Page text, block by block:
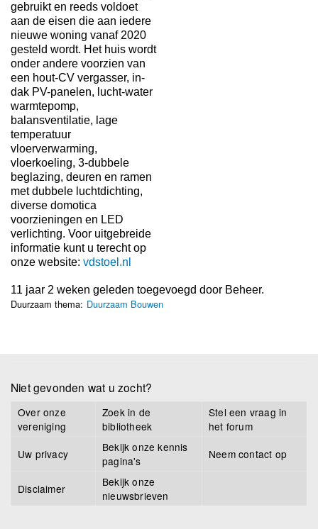
gebruikt en reeds voldoet
aan de eisen die aan iedere
nieuwe woning vanaf 2020
gesteld wordt. Het huis wordt
onder andere voorzien van
een hout-CV vergasser, in-
dak PV-panelen, lucht-water
warmtepomp,
balansventilatie, lage
temperatuur
vloerverwarming,
vloerkoeling, 3-dubbele
beglazing, deuren en ramen
met dubbele luchtdichting,
diverse domotica
voorzieningen en LED
verlichting. Voor uitgebreide
informatie kunt u terecht op
onze website: vdstoel.nl
11 jaar 2 weken geleden toegevoegd door Beheer.
Duurzaam thema: Duurzaam Bouwen
Niet gevonden wat u zocht?
Over onze
vereniging
Zoek in de
bibliotheek
Stel een vraag in
het forum
Uw privacy
Bekijk onze kennis
pagina's
Neem contact op
Disclaimer
Bekijk onze
nieuwsbrieven